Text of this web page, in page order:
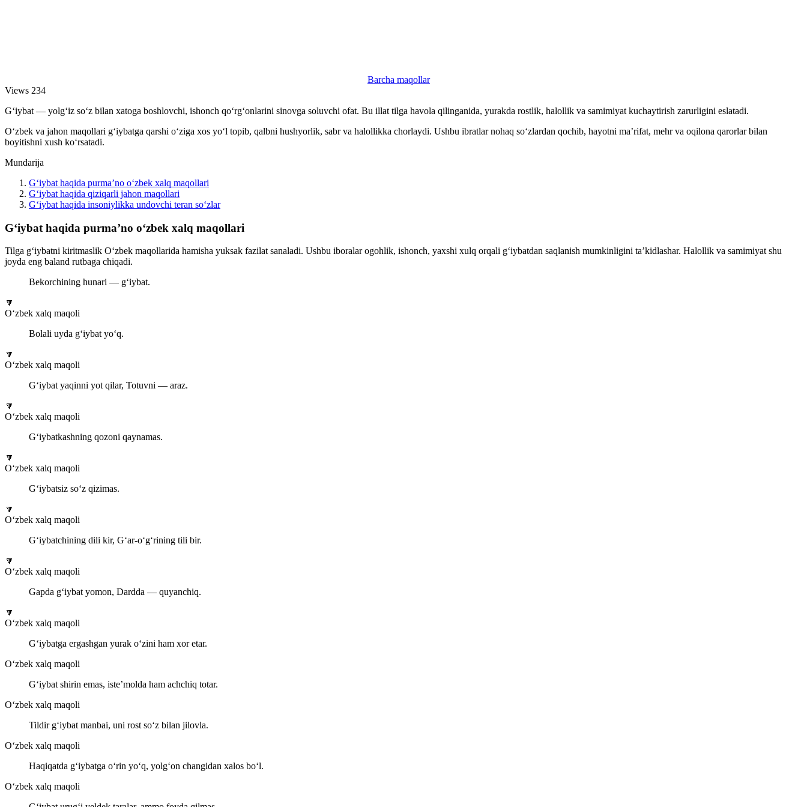
Barcha maqollar
Views 234
G‘iybat — yolg‘iz so‘z bilan xatoga boshlovchi, ishonch qo‘rg‘onlarini sinovga soluvchi ofat. Bu illat tilga havola qilinganida, yurakda rostlik, halollik va samimiyat kuchaytirish zarurligini eslatadi.
O‘zbek va jahon maqollari g‘iybatga qarshi o‘ziga xos yo‘l topib, qalbni hushyorlik, sabr va halollikka chorlaydi. Ushbu ibratlar nohaq so‘zlardan qochib, hayotni ma’rifat, mehr va oqilona qarorlar bilan
boyitishni xush ko‘rsatadi.
Mundarija
G‘iybat haqida purma’no o‘zbek xalq maqollari
G‘iybat haqida qiziqarli jahon maqollari
G‘iybat haqida insoniylikka undovchi teran so‘zlar
G‘iybat haqida purma’no o‘zbek xalq maqollari
Tilga g‘iybatni kiritmaslik O‘zbek maqollarida hamisha yuksak fazilat sanaladi. Ushbu iboralar ogohlik, ishonch, yaxshi xulq orqali g‘iybatdan saqlanish mumkinligini ta’kidlashar. Halollik va samimiyat shu
joyda eng baland rutbaga chiqadi.
Bekorchining hunari — g‘iybat.
🔽
O‘zbek xalq maqoli
Bolali uyda g‘iybat yo‘q.
🔽
O‘zbek xalq maqoli
G‘iybat yaqinni yot qilar, Totuvni — araz.
🔽
O‘zbek xalq maqoli
G‘iybatkashning qozoni qaynamas.
🔽
O‘zbek xalq maqoli
G‘iybatsiz so‘z qizimas.
🔽
O‘zbek xalq maqoli
G‘iybatchining dili kir, G‘ar-o‘g‘rining tili bir.
🔽
O‘zbek xalq maqoli
Gapda g‘iybat yomon, Dardda — quyanchiq.
🔽
O‘zbek xalq maqoli
G‘iybatga ergashgan yurak o‘zini ham xor etar.
O‘zbek xalq maqoli
G‘iybat shirin emas, iste’molda ham achchiq totar.
O‘zbek xalq maqoli
Tildir g‘iybat manbai, uni rost so‘z bilan jilovla.
O‘zbek xalq maqoli
Haqiqatda g‘iybatga o‘rin yo‘q, yolg‘on changidan xalos bo‘l.
O‘zbek xalq maqoli